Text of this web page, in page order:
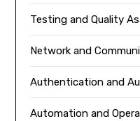
Testing and Quality
Network and
Authentication and
Automation and